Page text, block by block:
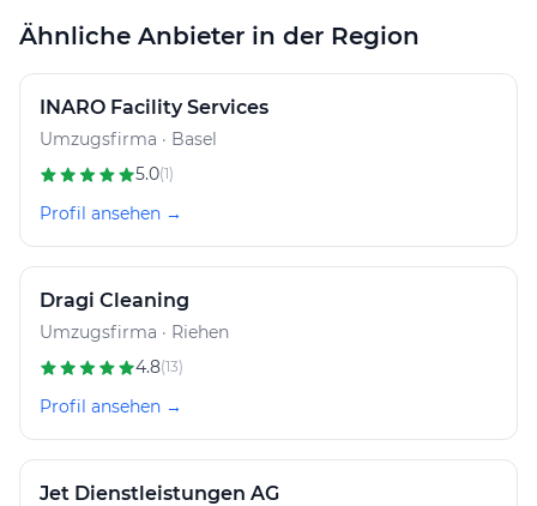
auf Professionalität, Qualität und Kundenzufriedenheit
Unternehmen.
Ähnliche Anbieter in der Region
INARO Facility Services
Umzugsfirma · Basel
5.0(1)
Profil ansehen →
Dragi Cleaning
Umzugsfirma · Riehen
4.8(13)
Profil ansehen →
Jet Dienstleistungen AG